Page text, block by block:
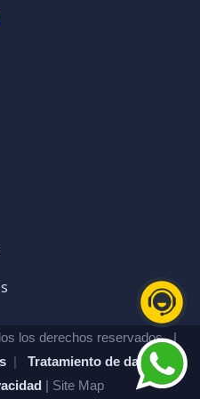
los derechos reservados. |
| Tratamiento de datos
| Site Map